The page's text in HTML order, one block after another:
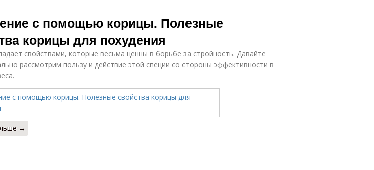
с помощью корицы. Полезные
корицы для похудения
свойствами, которые весьма ценны в борьбе за стройность. Давайте
рассмотрим пользу и действие этой специи со стороны эффективности в
→